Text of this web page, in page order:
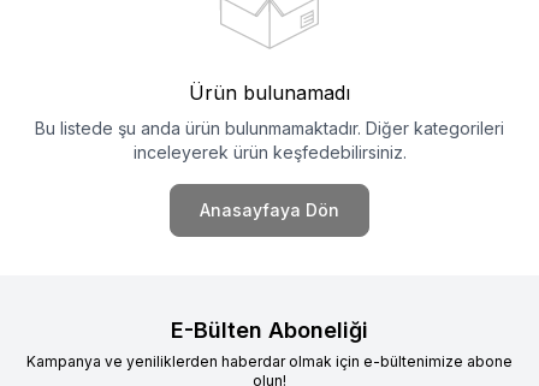
Ürün bulunamadı
Bu listede şu anda ürün bulunmamaktadır. Diğer kategorileri
inceleyerek ürün keşfedebilirsiniz.
Anasayfaya Dön
E-Bülten Aboneliği
Kampanya ve yeniliklerden haberdar olmak için e-bültenimize abone
olun!